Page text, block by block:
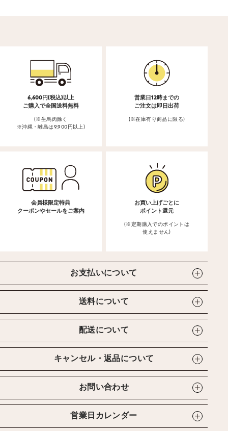
6,600円(税込)以上
ご購入で全国送料無料
(※生馬肉除く
※沖縄・離島は9,900円以上)
営業日12時までの
ご注文は即日出荷
(※在庫有り商品に限る)
会員様限定特典
クーポンやセールをご案内
お買い上げごとに
ポイント還元
(※定期購入でのポイントは
使えません)
お支払いについて
送料について
配送について
キャンセル・返品について
お問い合わせ
営業日カレンダー